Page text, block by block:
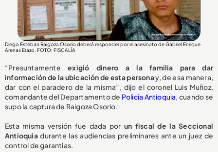
Diego Esteban Raigoza Osorio deberá responder por el asesinato de Gabriel Enrique
Arenas Erazo . FOTO: FISCALÍA
“Presuntamenteexigió dinero a la familia para dar
información de la ubicación de esta personay, de esa manera,
dar con el paradero de la misma”, dijo el coronel Luis Muñoz,
comandante del Departamento de Policía Antioquia, cuando se
supo la captura de Raigoza Osorio.
Esta misma versión fue dada por un fiscal de la Seccional
Antioquiadurante las audiencias preliminares ante un juez de
control de garantías.